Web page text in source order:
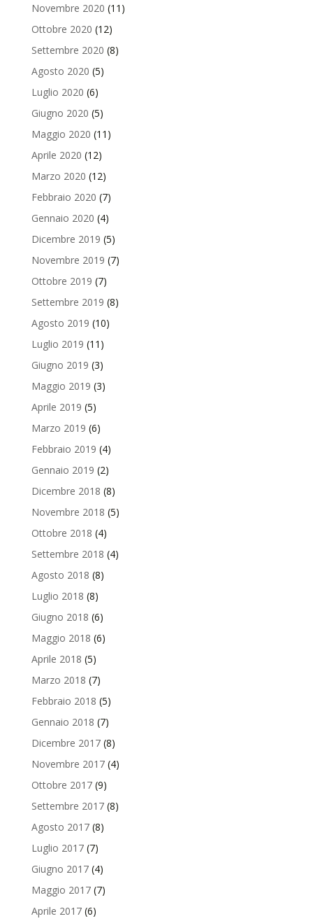
Novembre 2020 (11)
Ottobre 2020 (12)
Settembre 2020 (8)
Agosto 2020 (5)
Luglio 2020 (6)
Giugno 2020 (5)
Maggio 2020 (11)
Aprile 2020 (12)
Marzo 2020 (12)
Febbraio 2020 (7)
Gennaio 2020 (4)
Dicembre 2019 (5)
Novembre 2019 (7)
Ottobre 2019 (7)
Settembre 2019 (8)
Agosto 2019 (10)
Luglio 2019 (11)
Giugno 2019 (3)
Maggio 2019 (3)
Aprile 2019 (5)
Marzo 2019 (6)
Febbraio 2019 (4)
Gennaio 2019 (2)
Dicembre 2018 (8)
Novembre 2018 (5)
Ottobre 2018 (4)
Settembre 2018 (4)
Agosto 2018 (8)
Luglio 2018 (8)
Giugno 2018 (6)
Maggio 2018 (6)
Aprile 2018 (5)
Marzo 2018 (7)
Febbraio 2018 (5)
Gennaio 2018 (7)
Dicembre 2017(8)
Novembre 2017(4)
Ottobre 2017(9)
Settembre 2017(8)
Agosto 2017(8)
Luglio 2017(7)
Giugno 2017(4)
Maggio 2017(7)
Aprile 2017(6)